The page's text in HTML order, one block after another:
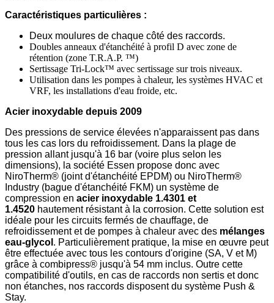
Caractéristiques particulières :
Deux moulures de chaque côté des raccords.
Doubles anneaux d'étanchéité à profil D avec zone de
rétention (zone T.R.A.P. ™)
Sertissage Tri-Lock™ avec sertissage sur trois niveaux.
Utilisation dans les pompes à chaleur, les systèmes HVAC et
VRF, les installations d'eau froide, etc.
Acier inoxydable depuis 2009
Des pressions de service élevées n'apparaissent pas dans
tous les cas lors du refroidissement. Dans la plage de
pression allant jusqu'à 16 bar (voire plus selon les
dimensions), la société Essen propose donc avec
NiroTherm® (joint d'étanchéité EPDM) ou NiroTherm®
Industry (bague d'étanchéité FKM) un système de
compression en acier inoxydable 1.4301 et
1.4520 hautement résistant à la corrosion. Cette solution est
idéale pour les circuits fermés de chauffage, de
refroidissement et de pompes à chaleur avec des mélanges
eau-glycol . Particulièrement pratique, la mise en œuvre peut
être effectuée avec tous les contours d'origine (SA, V et M)
grâce à combipress® jusqu'à 54 mm inclus. Outre cette
compatibilité d'outils, en cas de raccords non sertis et donc
non étanches, nos raccords disposent du système Push &
Stay.